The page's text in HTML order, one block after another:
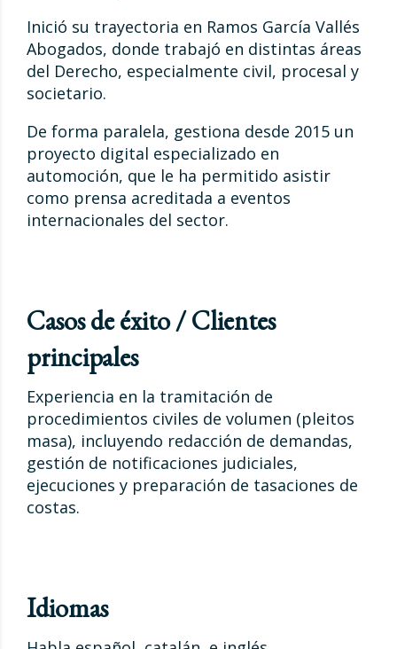
Inició su trayectoria en Ramos García Vallés
Abogados, donde trabajó en distintas áreas
del Derecho, especialmente civil, procesal y
societario.
De forma paralela, gestiona desde 2015 un
proyecto digital especializado en
automoción, que le ha permitido asistir
como prensa acreditada a eventos
internacionales del sector.
Casos de éxito / Clientes
principales
Experiencia en la tramitación de
procedimientos civiles de volumen (pleitos
masa), incluyendo redacción de demandas,
gestión de notificaciones judiciales,
ejecuciones y preparación de tasaciones de
costas.
Idiomas